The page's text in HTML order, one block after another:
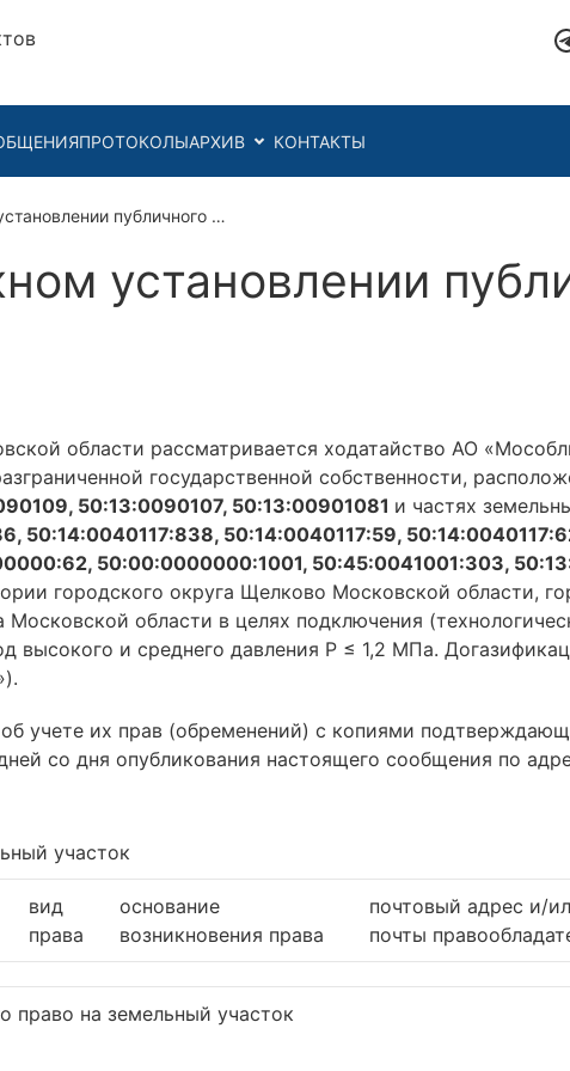
ПРОТОКОЛЫАРХИВ КОНТАКТЫ
публичного …
установлении
области рассматривается ходатайство АО
государственной собственности,
50:13:0090107, 50:13:00901081 и частях
50:14:0040117:838, 50:14:0040117:59,
50:00:0000000:1001, 50:45:0041001:303,
городского округа Щелково Московской области,
области в целях подключения
высокого и среднего давления P ≤ 1,2 МПа.
учете их прав (обременений) с копиями
со дня опубликования настоящего сообщения по
участок
вид
права
основание
возникновения права
почтовый адрес и/
почты
на земельный участок